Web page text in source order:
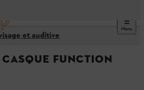
Menu
et auditive
FUNCTION